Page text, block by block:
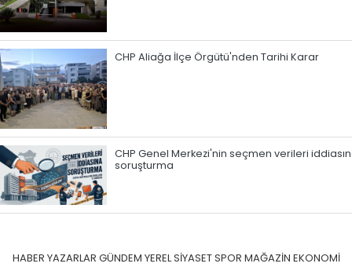
CHP Aliağa İlçe Örgütü'nden Tarihi Karar
CHP Genel Merkezi'nin seçmen verileri
soruşturma
HABER YAZARLAR GÜNDEM YERELSİYASETSPOR MAĞAZİN EKONOMİ